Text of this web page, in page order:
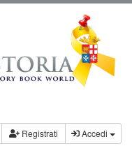
Registrati Accedi